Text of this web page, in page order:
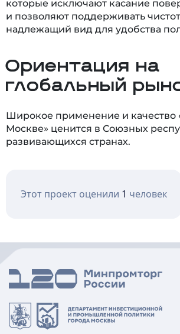
которые исключают касание
и позволяют поддерживать
надлежащий вид для удобства
Ориентация на
глобальный
Широкое применение и качество
Москве» ценится в Союзных
развивающихся странах.
Этот проект оценили 1 человек